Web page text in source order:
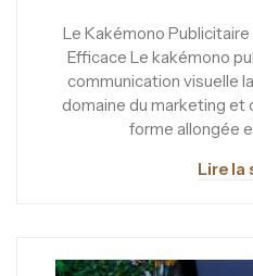
Le Kakémono
Efficace Le kakémono
communication visuelle
domaine du marketing et
forme allongée
Lire la